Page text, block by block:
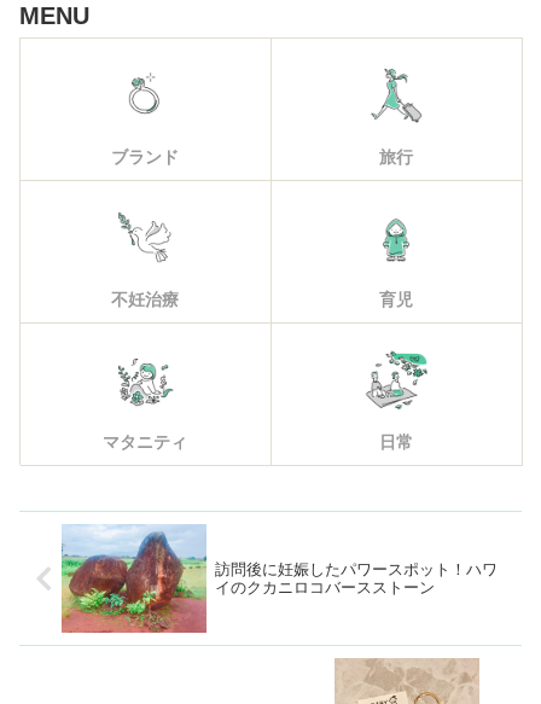
MENU
ブランド 旅行
不妊治療 育児
マタニティ 日常
訪問後に妊娠したパワースポット！ハワ
イのクカニロコバースストーン